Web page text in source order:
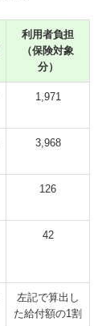
利用者負担
（保険対象
分）
1,971
3,968
126
42
左記で算出し
た給付額の1割